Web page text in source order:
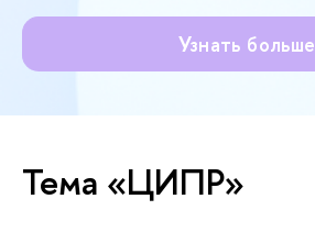
Узнать больше
Тема «ЦИПР»